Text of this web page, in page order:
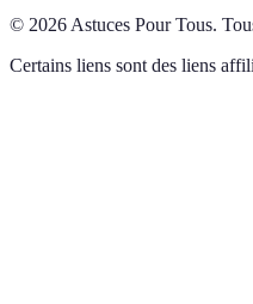
© 2026 Astuces Pour Tous.
Certains liens sont des liens